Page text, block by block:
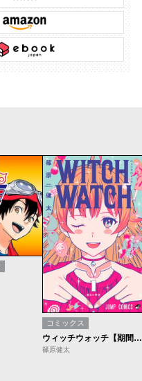
コミックス
ウィッチウォッチ【期間限定無料】
篠原健太